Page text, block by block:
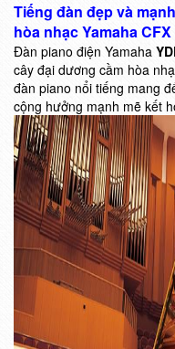
Tiếng đàn đẹp và
hòa nhạc Yamaha
Đàn piano điện Yamaha
cây đại dương cầm hòa
đàn piano nổi tiếng mang
cộng hưởng mạnh mẽ kết